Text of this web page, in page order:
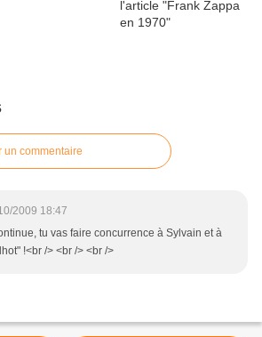
un commentaire
2009 18:47
tu vas faire concurrence à Sylvain et à
!<br /> <br /> <br />